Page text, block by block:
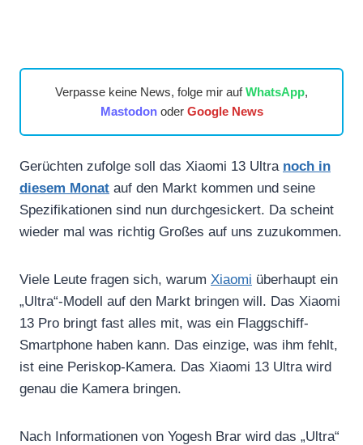
Verpasse keine News, folge mir aufWhatsApp,
Mastodonoder Google News
Gerüchten zufolge soll das Xiaomi 13 Ultra noch in
diesem Monat auf den Markt kommen und seine
Spezifikationen sind nun durchgesickert. Da scheint
wieder mal was richtig Großes auf uns zuzukommen.
Viele Leute fragen sich, warum Xiaomi überhaupt ein
„Ultra“-Modell auf den Markt bringen will. Das Xiaomi
13 Pro bringt fast alles mit, was ein Flaggschiff-
Smartphone haben kann. Das einzige, was ihm fehlt,
ist eine Periskop-Kamera. Das Xiaomi 13 Ultra wird
genau die Kamera bringen.
Nach Informationen von Yogesh Brar wird das „Ultra“